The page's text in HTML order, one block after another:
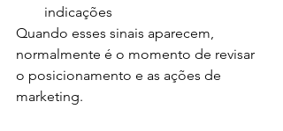
indicações
Quando esses sinais aparecem,
normalmente é o momento de revisar
o posicionamento e as ações de
marketing.